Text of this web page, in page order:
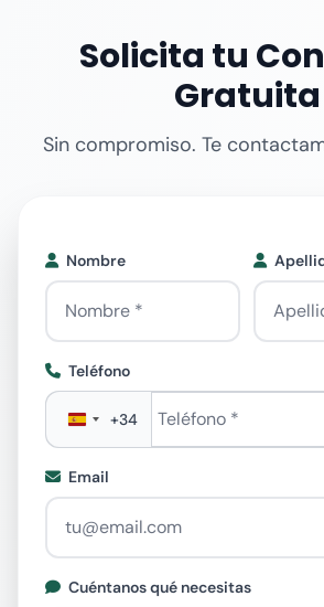
Solicita tu
Gratuita
Sin compromiso. Te
Nombre
Teléfono
Teléfono
+34
Email
Cuéntanos qué necesitas